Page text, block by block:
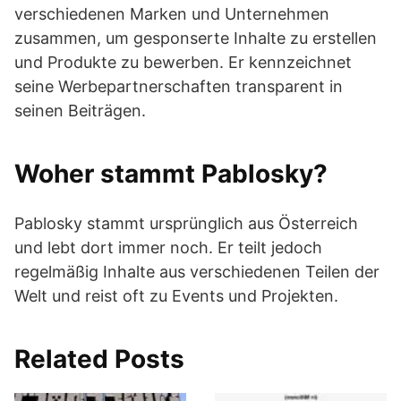
verschiedenen Marken und Unternehmen
zusammen, um gesponserte Inhalte zu erstellen
und Produkte zu bewerben. Er kennzeichnet
seine Werbepartnerschaften transparent in
seinen Beiträgen.
Woher stammt Pablosky?
Pablosky stammt ursprünglich aus Österreich
und lebt dort immer noch. Er teilt jedoch
regelmäßig Inhalte aus verschiedenen Teilen der
Welt und reist oft zu Events und Projekten.
Related Posts